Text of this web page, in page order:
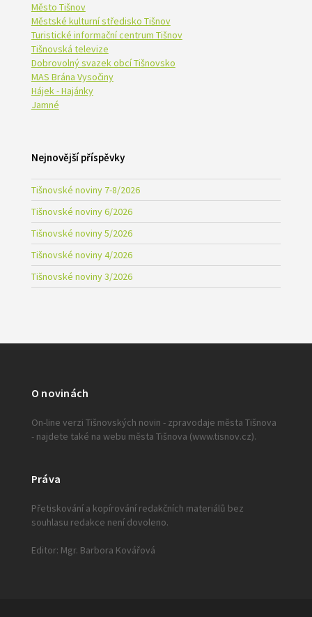
Město Tišnov
Městské kulturní středisko Tišnov
Turistické informační centrum Tišnov
Tišnovská televize
Dobrovolný svazek obcí Tišnovsko
MAS Brána Vysočiny
Hájek - Hajánky
Jamné
Nejnovější příspěvky
Tišnovské noviny 7-8/2026
Tišnovské noviny 6/2026
Tišnovské noviny 5/2026
Tišnovské noviny 4/2026
Tišnovské noviny 3/2026
O novinách
On-line verzi Tišnovských novin - zpravodaje města Tišnova
- najdete také na webu města Tišnova (www.tisnov.cz).
Práva
Přetiskování a kopírování redakčních materiálů bez
souhlasu redakce není dovoleno.
Editor: Mgr. Barbora Kovářová